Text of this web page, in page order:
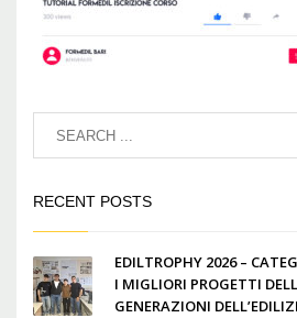
RECENT POSTS
EDILTROPHY 2026 –
I MIGLIORI PROGETTI
GENERAZIONI